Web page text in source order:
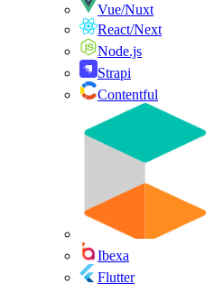
Vue/Nuxt
React/Next
Node.js
Strapi
Contentful
Ibexa
Flutter